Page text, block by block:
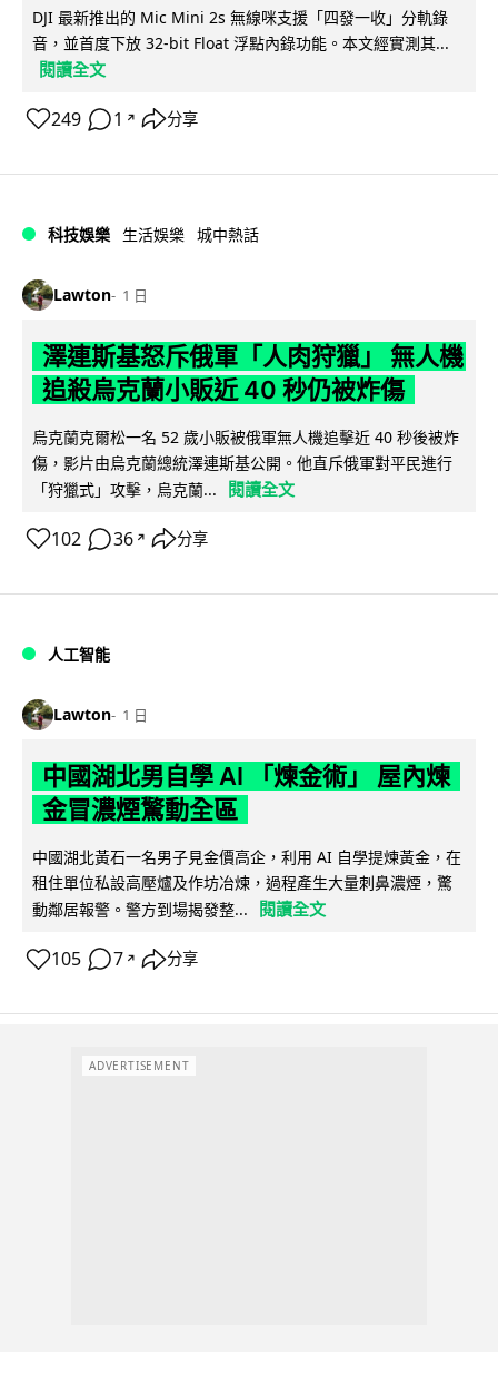
DJI 最新推出的 Mic Mini 2s 無線咪支援「四發一收」分軌錄
音，並首度下放 32-bit Float 浮點內錄功能。本文經實測其...
閱讀全文
249 1 ↗ 分享
科技娛樂 生活娛樂 城中熱話
Lawton 1 日
澤連斯基怒斥俄軍「人肉狩獵」 無人機
追殺烏克蘭小販近 40 秒仍被炸傷
烏克蘭克爾松一名 52 歲小販被俄軍無人機追擊近 40 秒後被炸
傷，影片由烏克蘭總統澤連斯基公開。他直斥俄軍對平民進行
「狩獵式」攻擊，烏克蘭...
閱讀全文
102 36 ↗ 分享
人工智能
Lawton 1 日
中國湖北男自學 AI 「煉金術」 屋內煉
金冒濃煙驚動全區
中國湖北黃石一名男子見金價高企，利用 AI 自學提煉黃金，在
租住單位私設高壓爐及作坊冶煉，過程產生大量刺鼻濃煙，驚
動鄰居報警。警方到場揭發整...
閱讀全文
105 7 ↗ 分享
ADVERTISEMENT